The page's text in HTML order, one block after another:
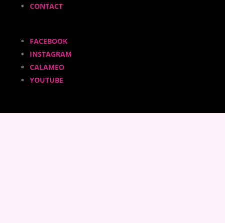
CONTACT
FACEBOOK
INSTAGRAM
CALAMEO
YOUTUBE